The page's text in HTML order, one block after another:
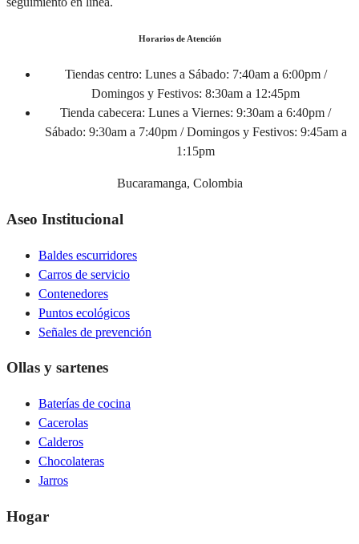
Horarios de Atención
Tiendas centro: Lunes a Sábado: 7:40am a 6:00pm /
Domingos y Festivos: 8:30am a 12:45pm
Tienda cabecera: Lunes a Viernes: 9:30am a 6:40pm /
Sábado: 9:30am a 7:40pm / Domingos y Festivos: 9:45am a
1:15pm
Bucaramanga, Colombia
Aseo Institucional
Baldes escurridores
Carros de servicio
Contenedores
Puntos ecológicos
Señales de prevención
Ollas y sartenes
Baterías de cocina
Cacerolas
Calderos
Chocolateras
Jarros
Hogar